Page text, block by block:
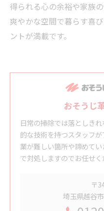
得られる心の余裕や家族
爽やかな空間で暮らす喜
ントが満載です。
おそうじ
日常の掃除では落としき
的な技術を持つスタッフ
業が難しい箇所や諦めて
で対処しますのでお任せく
〒
埼玉県越谷